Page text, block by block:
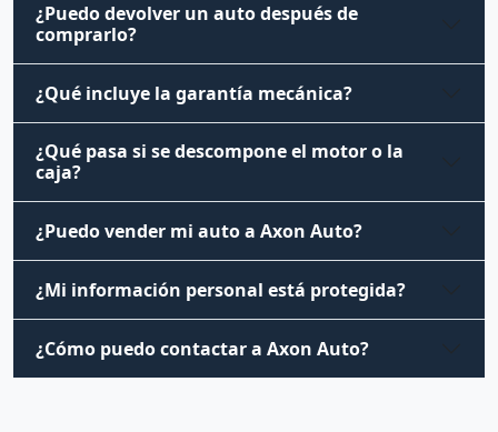
¿Puedo devolver un auto después de
comprarlo?
¿Qué incluye la garantía mecánica?
¿Qué pasa si se descompone el motor o la
caja?
¿Puedo vender mi auto a Axon Auto?
¿Mi información personal está protegida?
¿Cómo puedo contactar a Axon Auto?